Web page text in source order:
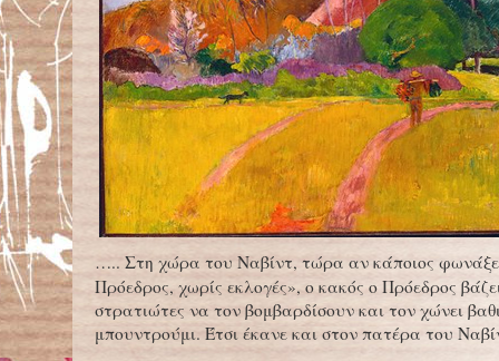
….. Στη χώρα του Ναβίντ, τώρα αν κάποιος
Πρόεδρος, χωρίς εκλογές», ο κακός ο Πρόεδρος
στρατιώτες να τον βομβαρδίσουν και τον χώνει
μπουντρούμι. Έτσι έκανε και στον πατέρα του